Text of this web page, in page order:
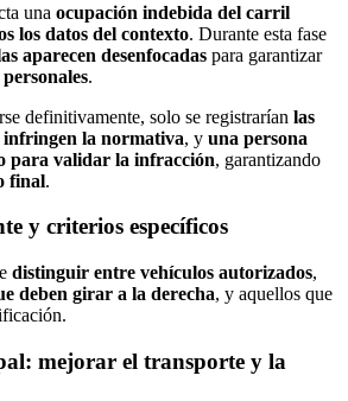
una ocupación indebida del carril
los datos del contexto. Durante esta fase
aparecen desenfocadas para garantizar
.
definitivamente, solo se registrarían las
infringen la normativa, y una persona
para validar la infracción, garantizando
final.
y criterios específicos
distinguir entre vehículos autorizados,
deben girar a la derecha, y aquellos que
mejorar el transporte y la